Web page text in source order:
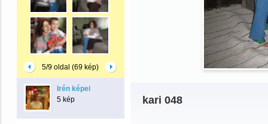
5/9 oldal (69 kép)
Irén képei
5 kép
kari 048